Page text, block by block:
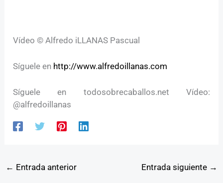
Vídeo © Alfredo iLLANAS Pascual
Síguele en http://www.alfredoillanas.com
Síguele en todosobrecaballos.net Vídeo:
@alfredoillanas
← Entrada anterior Entrada siguiente →